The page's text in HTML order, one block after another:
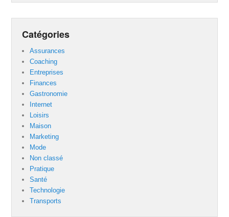
Catégories
Assurances
Coaching
Entreprises
Finances
Gastronomie
Internet
Loisirs
Maison
Marketing
Mode
Non classé
Pratique
Santé
Technologie
Transports